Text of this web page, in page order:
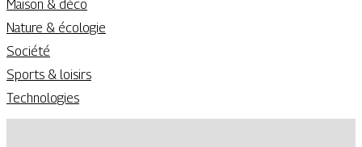
Maison & déco
Nature & écologie
Société
Sports & loisirs
Technologies